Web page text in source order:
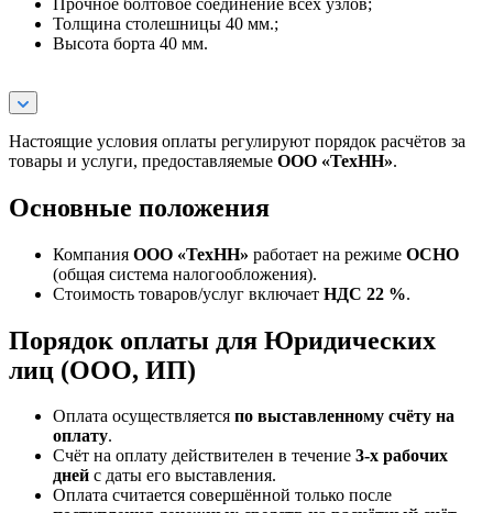
Толщина столешницы 40 мм.;
Высота борта 40 мм.
Настоящие условия оплаты регулируют порядок расчётов за
товары и услуги, предоставляемые ООО «ТехНН».
Основные положения
Компания ООО «ТехНН» работает на режиме ОСНО
(общая система налогообложения).
Стоимость товаров/услуг включает НДС 22 %.
Порядок оплаты для Юридических
лиц (ООО, ИП)
Оплата осуществляется по выставленному счёту на
оплату.
Счёт на оплату действителен в течение 3‑х рабочих
дней с даты его выставления.
Оплата считается совершённой только после